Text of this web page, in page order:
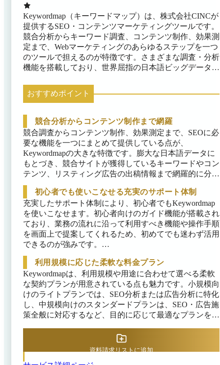
Keywordmap（キーワードマップ）は、株式会社CINCが
提供するSEO・コンテンツマーケティングツールです。
競合分析からキーワード調査、コンテンツ制作、効果測
定まで、Webマーケティングのあらゆるステップを一つ
のツールで担えるのが特徴です。さまざまな調査・分析
機能を搭載しており、世界屈指の日本語ビッグデータを
詳細に調査できるため、ユーザーのニーズや市場動向を
的確に把握できます。 上位サイトの共通トピック抽出
ンツ制作機能も備え、効率的に質の高いコンテンツを作
成可能です。初心者からプロまで幅広いユーザー層に対
応した設計で、誰にとっても扱いやすいのも魅力です。
おすすめポイント
競合分析からコンテンツ制作まで網羅
競合調査からコンテンツ制作、効果測定まで、SEOに必
要な機能を一つにまとめて提供している点が、
Keywordmapの大きな特徴です。膨大な日本語データに
もとづき、競合サイトが獲得しているキーワードやコン
テンツ、リスティング広告の出稿情報まで網羅的に分析
できるため、ユーザーの検索ニーズや市場動向を多角的
に把握できます。
上位ページの共起語や構成を分析し、AIが記事構成案
を自動生成する機能も備わっており、効率良く高品質な
SEOコンテンツ制作が可能です。調査対象となるサイト
数に制限がないため、複数サイトを運営する企業でも一
括で分析でき、別々のツールを併用する手間を省けま
す。検索キーワードの関連性を可視化するワードマップ
機能により、ユーザーの検索意図を直感的に捉えられる
のもポイントです。
初心者でも使いこなせる充実のサポート体制
充実したサポート体制により、初心者でもKeywordmap
を使いこなせます。初心者向けのガイド機能が搭載され
ており、業務の流れに沿って利用すべき機能や操作手順
を画面上で提案してくれるため、初めてでも迷わず活用
できるのが強みです。
導入時から専任のカスタマーサクセス担当がトレーニン
グやオンボーディングを伴走支援するため、「機能が多
くて使いこなせないのでは」という不安も解消されま
す。導入後も、ユーザー企業同士でノウハウを共有する
勉強会や最新SEOトレンド情報の提供など、フォローア
ップが充実しています。
利用規模に応じた柔軟な料金プラン
Keywordmapは、利用規模や用途に合わせて選べる柔軟
な契約プランが用意されている点も魅力です。小規模向
けのライトプランでは、SEO分析または広告分析に特化
し、中規模向けのスタンダードプランは、SEO・広告施
策全般に対応するなど、目的に応じて最適なプランを選
使用する機能や利用目的に応じて料金体系が異なり、問
い合わせを行うことで自社に合った最適プランの提案を
資料請求リストに追加